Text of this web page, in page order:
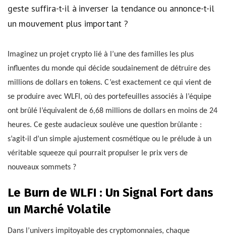
geste suffira-t-il à inverser la tendance ou annonce-t-il
un mouvement plus important ?
Imaginez un projet crypto lié à l’une des familles les plus
influentes du monde qui décide soudainement de détruire des
millions de dollars en tokens. C’est exactement ce qui vient de
se produire avec WLFI, où des portefeuilles associés à l’équipe
ont brûlé l’équivalent de 6,68 millions de dollars en moins de 24
heures. Ce geste audacieux soulève une question brûlante :
s’agit-il d’un simple ajustement cosmétique ou le prélude à un
véritable squeeze qui pourrait propulser le prix vers de
nouveaux sommets ?
Le Burn de WLFI : Un Signal Fort dans
un Marché Volatile
Dans l’univers impitoyable des cryptomonnaies, chaque